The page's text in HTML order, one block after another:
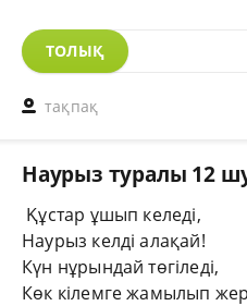
ТОЛЫҚ
тақпақ
Наурыз туралы 12
Құстар ұшып келеді,
Наурыз келді алақай!
Күн нұрындай төгіледі,
Көк кілемге жамылып